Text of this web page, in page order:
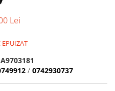
Lei
EPUIZAT
A9703181
/ 0742930737